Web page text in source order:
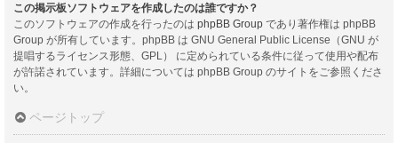
この掲示板ソフトウェアを作成したのは誰ですか？
このソフトウェアの作成を行ったのは phpBB Group であり著作権は phpBB
Group が所有しています。phpBB は GNU General Public License（GNU が
提唱するライセンス形態、GPL） に定められている条件に従って使用や配布
が許諾されています。詳細については phpBB Group のサイトをご参照くださ
い。
ページトップ